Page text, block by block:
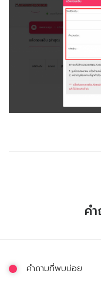
ค
คำถามที่พบบ่อย